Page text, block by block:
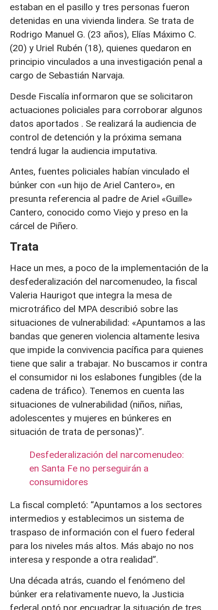
estaban en el pasillo y tres personas fueron
detenidas en una vivienda lindera. Se trata de
Rodrigo Manuel G. (23 años), Elías Máximo C.
(20) y Uriel Rubén (18), quienes quedaron en
principio vinculados a una investigación penal a
cargo de Sebastián Narvaja.
Desde Fiscalía informaron que se solicitaron
actuaciones policiales para corroborar algunos
datos aportados . Se realizará la audiencia de
control de detención y la próxima semana
tendrá lugar la audiencia imputativa.
Antes, fuentes policiales habían vinculado el
búnker con «un hijo de Ariel Cantero», en
presunta referencia al padre de Ariel «Guille»
Cantero, conocido como Viejo y preso en la
cárcel de Piñero.
Trata
Hace un mes, a poco de la implementación de la
desfederalización del narcomenudeo, la fiscal
Valeria Haurigot que integra la mesa de
microtráfico del MPA describió sobre las
situaciones de vulnerabilidad: «Apuntamos a las
bandas que generen violencia altamente lesiva
que impide la convivencia pacífica para quienes
tiene que salir a trabajar. No buscamos ir contra
el consumidor ni los eslabones fungibles (de la
cadena de tráfico). Tenemos en cuenta las
situaciones de vulnerabilidad (niños, niñas,
adolescentes y mujeres en búnkeres en
situación de trata de personas)”.
Desfederalización del narcomenudeo:
en Santa Fe no perseguirán a
consumidores
La fiscal completó: “Apuntamos a los sectores
intermedios y establecimos un sistema de
traspaso de información con el fuero federal
para los niveles más altos. Más abajo no nos
interesa y responde a otra realidad”.
Una década atrás, cuando el fenómeno del
búnker era relativamente nuevo, la Justicia
federal optó por encuadrar la situación de tres